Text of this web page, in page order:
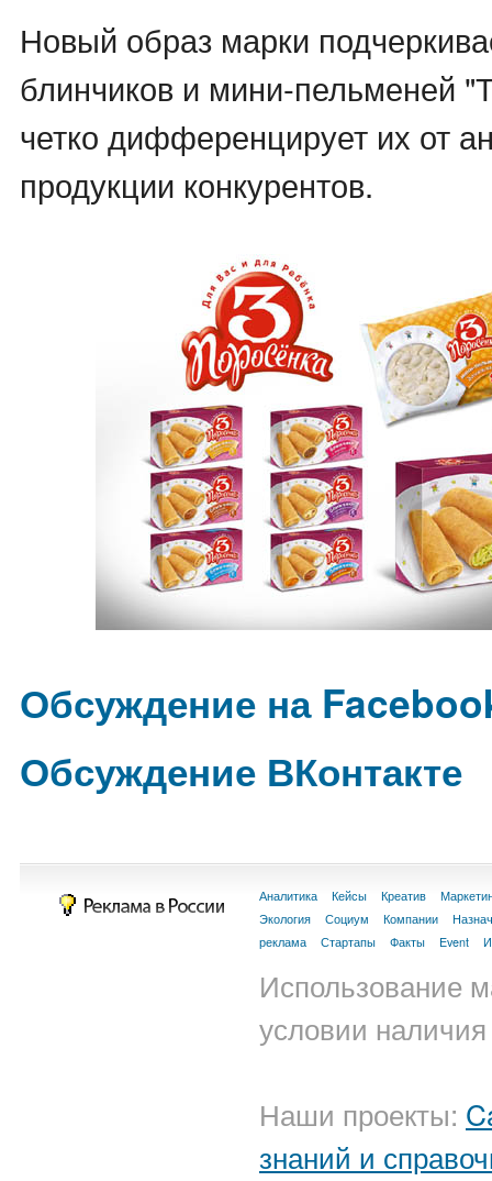
Новый образ марки
блинчиков и мини-пельменей
четко дифференцирует их от
продукции конкурентов.
Обсуждение на
Обсуждение ВКонтакте
Аналитика Кейсы Креатив
Экология
Социум Компании
реклама
Стартапы Факты Event
Использование
условии
Наши проекты:
знаний и